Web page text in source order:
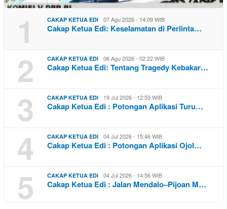
1 CAKAP KETUA EDI 07 Agu 2026 - 14:09 WIB
Cakap Ketua Edi: Keselamatan di Perlinta…
2 CAKAP KETUA EDI 06 Agu 2026 - 02:22 WIB
Cakap Ketua Edi: Tentang Tragedy Kebakar…
3 CAKAP KETUA EDI 19 Jul 2026 - 12:53 WIB
Cakap Ketua Edi : Potongan Aplikasi Turu…
4 CAKAP KETUA EDI 04 Jul 2026 - 15:46 WIB
Cakap Ketua Edi : Potongan Aplikasi Ojol…
5 CAKAP KETUA EDI 04 Jul 2026 - 14:56 WIB
Cakap Ketua Edi : Jalan Mendalo–Pijoan M…